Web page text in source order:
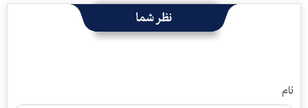
نظر شما
نام